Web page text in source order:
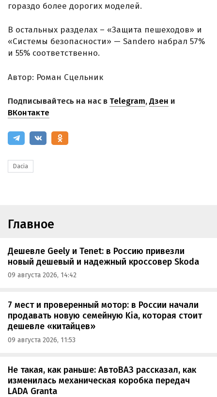
гораздо более дорогих моделей.
В остальных разделах – «Защита пешеходов» и
«Системы безопасности» — Sandero набрал 57%
и 55% соответственно.
Автор: Роман Сцельник
Подписывайтесь на нас в Telegram,Дзен и
ВКонтакте
Dacia
Главное
Дешевле Geely и Tenet: в Россию привезли
новый дешевый и надежный кроссовер Skoda
09 августа 2026, 14:42
7 мест и проверенный мотор: в России начали
продавать новую семейную Kia, которая стоит
дешевле «китайцев»
09 августа 2026, 11:53
Не такая, как раньше: АвтоВАЗ рассказал, как
изменилась механическая коробка передач
LADA Granta